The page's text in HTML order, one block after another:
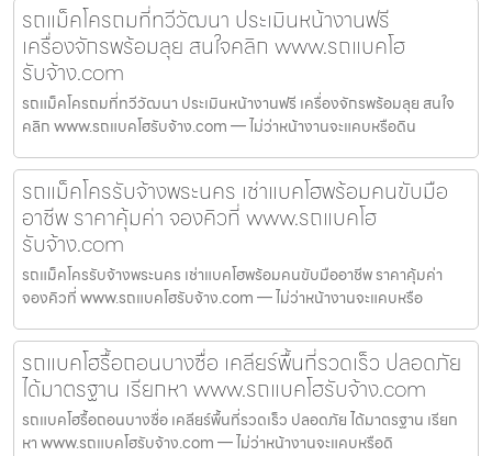
รถแม็คโครถมที่ทวีวัฒนา ประเมินหน้างานฟรี
เครื่องจักรพร้อมลุย สนใจคลิก www.รถแบคโฮ
รับจ้าง.com
รถแม็คโครถมที่ทวีวัฒนา ประเมินหน้างานฟรี เครื่องจักรพร้อมลุย สนใจ
คลิก www.รถแบคโฮรับจ้าง.com — ไม่ว่าหน้างานจะแคบหรือดิน
รถแม็คโครรับจ้างพระนคร เช่าแบคโฮพร้อมคนขับมือ
อาชีพ ราคาคุ้มค่า จองคิวที่ www.รถแบคโฮ
รับจ้าง.com
รถแม็คโครรับจ้างพระนคร เช่าแบคโฮพร้อมคนขับมืออาชีพ ราคาคุ้มค่า
จองคิวที่ www.รถแบคโฮรับจ้าง.com — ไม่ว่าหน้างานจะแคบหรือ
รถแบคโฮรื้อถอนบางซื่อ เคลียร์พื้นที่รวดเร็ว ปลอดภัย
ได้มาตรฐาน เรียกหา www.รถแบคโฮรับจ้าง.com
รถแบคโฮรื้อถอนบางซื่อ เคลียร์พื้นที่รวดเร็ว ปลอดภัย ได้มาตรฐาน เรียก
หา www.รถแบคโฮรับจ้าง.com — ไม่ว่าหน้างานจะแคบหรือดิ